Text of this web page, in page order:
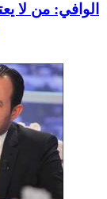
الوافي: من لا